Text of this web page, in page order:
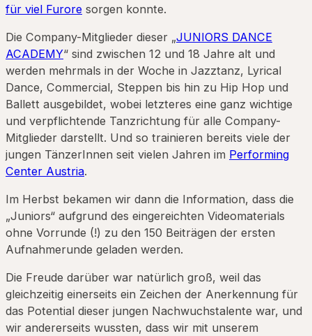
für viel Furore sorgen konnte.
Die Company-Mitglieder dieser „JUNIORS DANCE
ACADEMY“ sind zwischen 12 und 18 Jahre alt und
werden mehrmals in der Woche in Jazztanz, Lyrical
Dance, Commercial, Steppen bis hin zu Hip Hop und
Ballett ausgebildet, wobei letzteres eine ganz wichtige
und verpflichtende Tanzrichtung für alle Company-
Mitglieder darstellt. Und so trainieren bereits viele der
jungen TänzerInnen seit vielen Jahren im Performing
Center Austria.
Im Herbst bekamen wir dann die Information, dass die
„Juniors“ aufgrund des eingereichten Videomaterials
ohne Vorrunde (!) zu den 150 Beiträgen der ersten
Aufnahmerunde geladen werden.
Die Freude darüber war natürlich groß, weil das
gleichzeitig einerseits ein Zeichen der Anerkennung für
das Potential dieser jungen Nachwuchstalente war, und
wir andererseits wussten, dass wir mit unserem